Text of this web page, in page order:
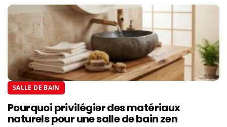
SALLE DE BAIN
Pourquoi privilégier des matériaux
naturels pour une salle de bain zen